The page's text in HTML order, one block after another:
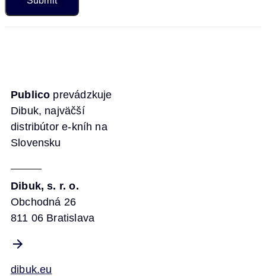
Publico prevádzkuje
Dibuk, najväčší
distribútor e-kníh na
Slovensku
Dibuk, s. r. o.
Obchodná 26
811 06 Bratislava
dibuk.eu